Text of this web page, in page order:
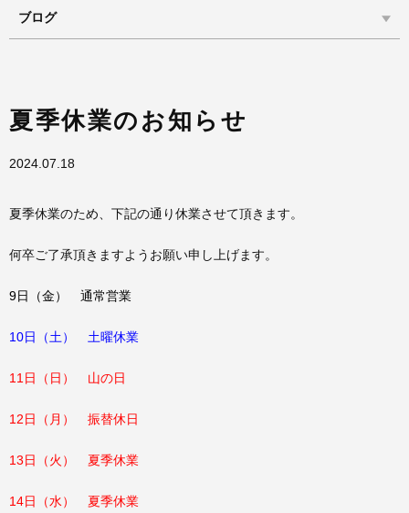
ブログ
夏季休業のお知らせ
2024.07.18
夏季休業のため、下記の通り休業させて頂きます。
何卒ご了承頂きますようお願い申し上げます。
9日（金） 通常営業
10日（土） 土曜休業
11日（日） 山の日
12日（月） 振替休日
13日（火） 夏季休業
14日（水） 夏季休業